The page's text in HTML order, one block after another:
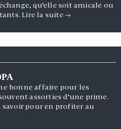
qu’elle soit amicale ou
Lire la suite →
bonne affaire pour les
assorties d’une prime.
savoir pour en profiter au